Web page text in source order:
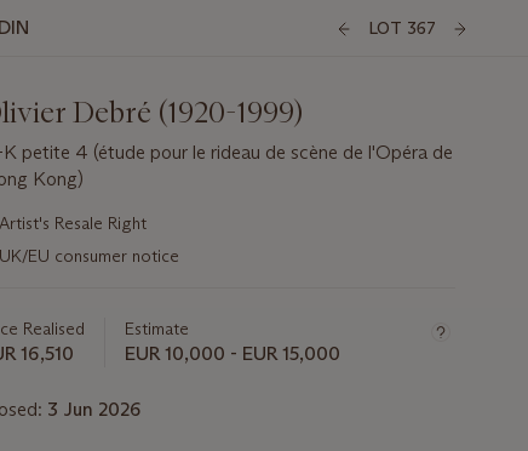
LOT 367
Debré (1920-1999)
petite 4 (étude pour le rideau de scène de l'Opéra de
Kong)
Artist's Resale Right
UK/EU consumer notice
Realised
16,510
Estimate
EUR 10,000 - EUR 15,000
3 Jun 2026